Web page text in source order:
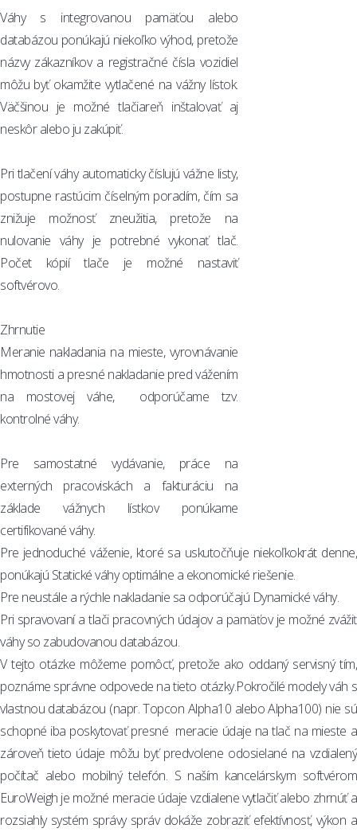
Váhy s integrovanou pamäťou alebo
databázou ponúkajú niekoľko výhod, pretože
názvy zákazníkov a registračné čísla vozidiel
môžu byť okamžite vytlačené na vážny lístok.
Väčšinou je možné tlačiareň inštalovať aj
neskôr alebo ju zakúpiť.
Pri tlačení váhy automaticky číslujú vážne listy,
postupne rastúcim číselným poradím, čím sa
znižuje možnosť zneužitia, pretože na
nulovanie váhy je potrebné vykonať tlač.
Počet kópií tlače je možné nastaviť
softvérovo.
Zhrnutie
Meranie nakladania na mieste, vyrovnávanie
hmotnosti a presné nakladanie pred vážením
na mostovej váhe, odporúčame tzv.
kontrolné váhy.
Pre samostatné vydávanie, práce na
externých pracoviskách a fakturáciu na
základe vážnych lístkov ponúkame
certifikované váhy.
Pre jednoduché váženie, ktoré sa uskutočňuje niekoľkokrát denne,
ponúkajú Statické váhy optimálne a ekonomické riešenie.
Pre neustále a rýchle nakladanie sa odporúčajú Dynamické váhy.
Pri spravovaní a tlači pracovných údajov a pamäťov je možné zvážiť
váhy so zabudovanou databázou.
V tejto otázke môžeme pomôcť, pretože ako oddaný servisný tím,
poznáme správne odpovede na tieto otázky.Pokročilé modely váh s
vlastnou databázou (napr. Topcon Alpha10 alebo Alpha100) nie sú
schopné iba poskytovať presné meracie údaje na tlač na mieste a
zároveň tieto údaje môžu byť predvolene odosielané na vzdialený
počítač alebo mobilný telefón. S naším kancelárskym softvérom
EuroWeigh je možné meracie údaje vzdialene vytlačiť alebo zhrnúť a
rozsiahly systém správy správ dokáže zobraziť efektívnosť, výkon a